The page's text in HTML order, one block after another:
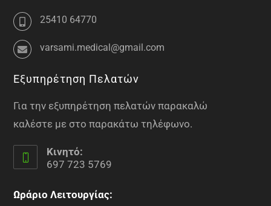
25410 64770
varsami.medical@gmail.com
Εξυπηρέτηση Πελατών
Για την εξυπηρέτηση πελατών παρακαλώ
καλέστε με στο παρακάτω τηλέφωνο.
Κινητό:
697 723 5769
Ωράριο Λειτουργίας: